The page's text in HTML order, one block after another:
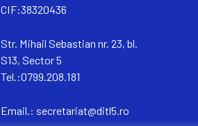
CIF:38320436
Str. Mihail Sebastian nr. 23, bl.
S13, Sector 5
Tel.:0799.208.181
Email.: secretariat@ditl5.ro